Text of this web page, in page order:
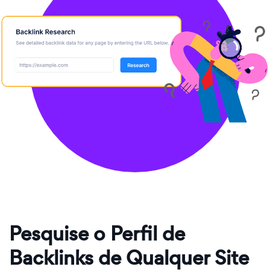
Pesquise o Perfil de
Backlinks de Qualquer Site